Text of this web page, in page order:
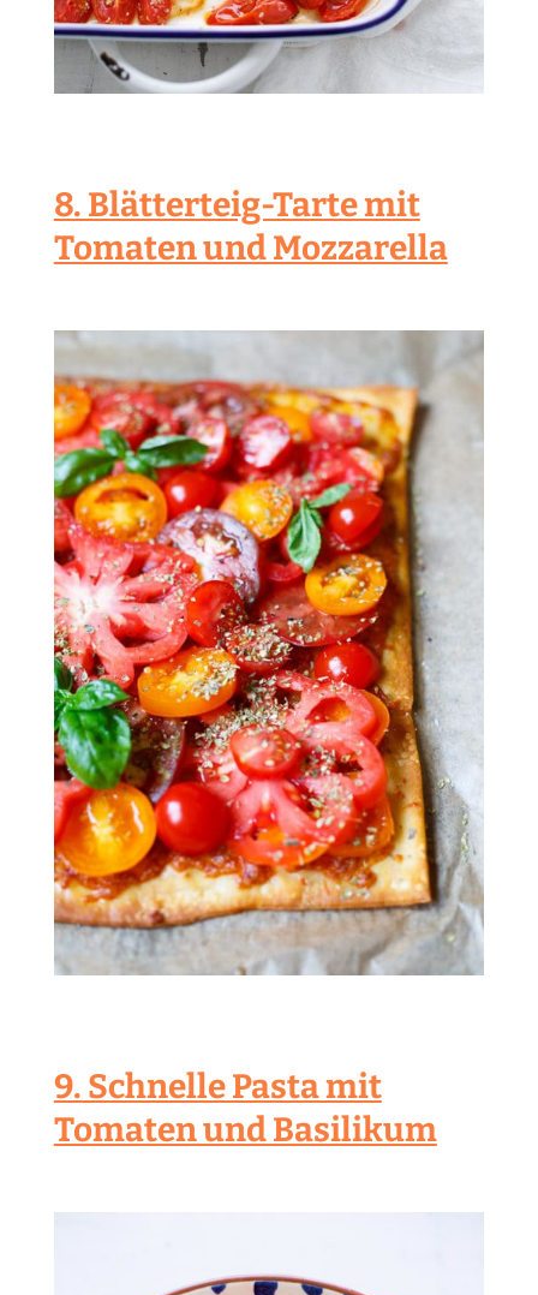
8. Blätterteig-Tarte mit
Tomaten und Mozzarella
9. Schnelle Pasta mit
Tomaten und Basilikum